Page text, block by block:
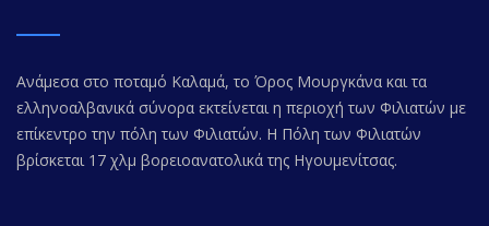
Ανάμεσα στο ποταμό Καλαμά, το Όρος Μουργκάνα και τα
ελληνοαλβανικά σύνορα εκτείνεται η περιοχή των Φιλιατών με
επίκεντρο την πόλη των Φιλιατών. Η Πόλη των Φιλιατών
βρίσκεται 17 χλμ βορειοανατολικά της Ηγουμενίτσας.